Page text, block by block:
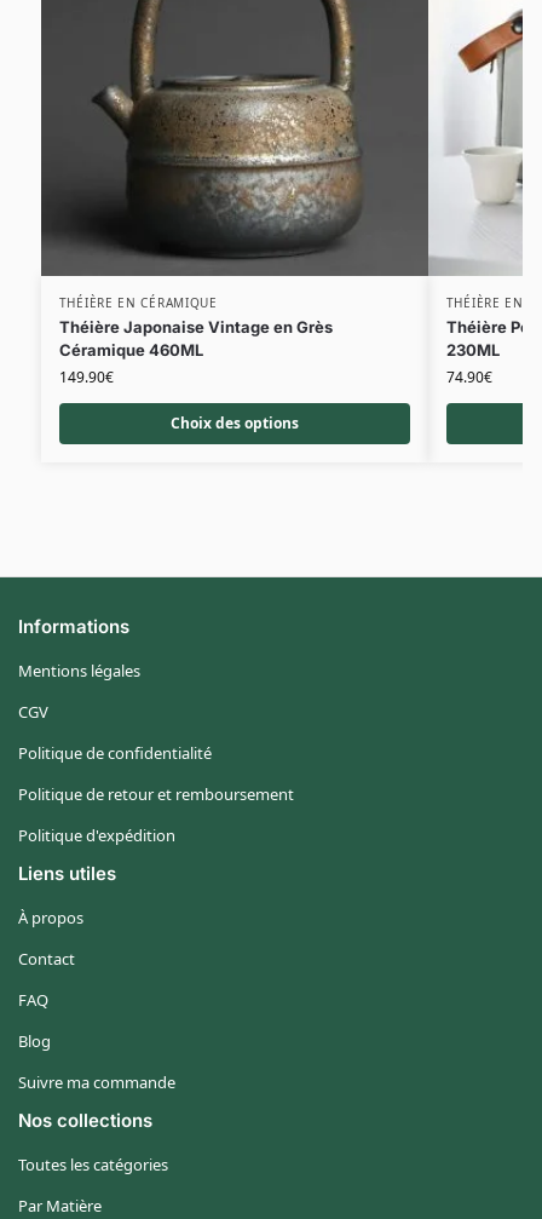
THÉIÈRE EN CÉRAMIQUE
Théière Japonaise Vintage en Grès
Céramique 460ML
149.90€
Choix des options
THÉIÈRE EN
Théière
230ML
74.90€
Informations
Mentions légales
CGV
Politique de confidentialité
Politique de retour et remboursement
Politique d'expédition
Liens utiles
À propos
Contact
FAQ
Blog
Suivre ma commande
Nos collections
Toutes les catégories
Par Matière